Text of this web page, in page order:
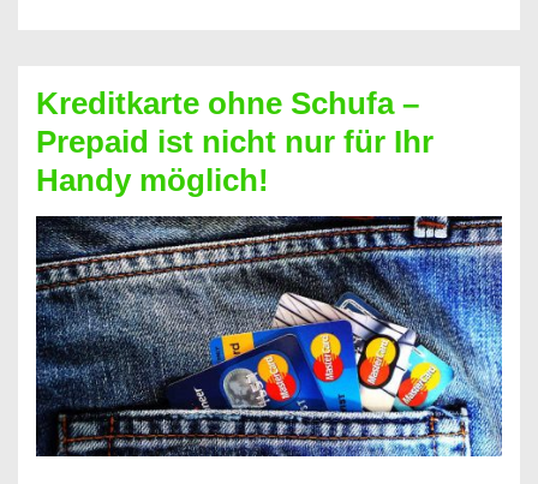
Neueröffnung
trotz
Schufaeintrag
möglich
Kreditkarte ohne Schufa –
Prepaid ist nicht nur für Ihr
Handy möglich!